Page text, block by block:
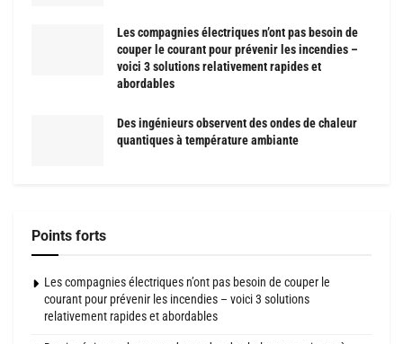
Les compagnies électriques n’ont pas besoin de
couper le courant pour prévenir les incendies –
voici 3 solutions relativement rapides et
abordables
Des ingénieurs observent des ondes de chaleur
quantiques à température ambiante
Points forts
Les compagnies électriques n’ont pas besoin de couper le
courant pour prévenir les incendies – voici 3 solutions
relativement rapides et abordables